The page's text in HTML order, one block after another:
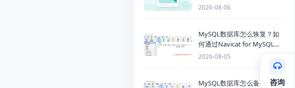
Claude、Gemini、DeepSeek
2026-08-06
MySQL数据库怎么恢复？如
何通过Navicat for MySQL导
入SQL备份文件
2026-08-05
MySQL数据库怎么备份？通
咨询